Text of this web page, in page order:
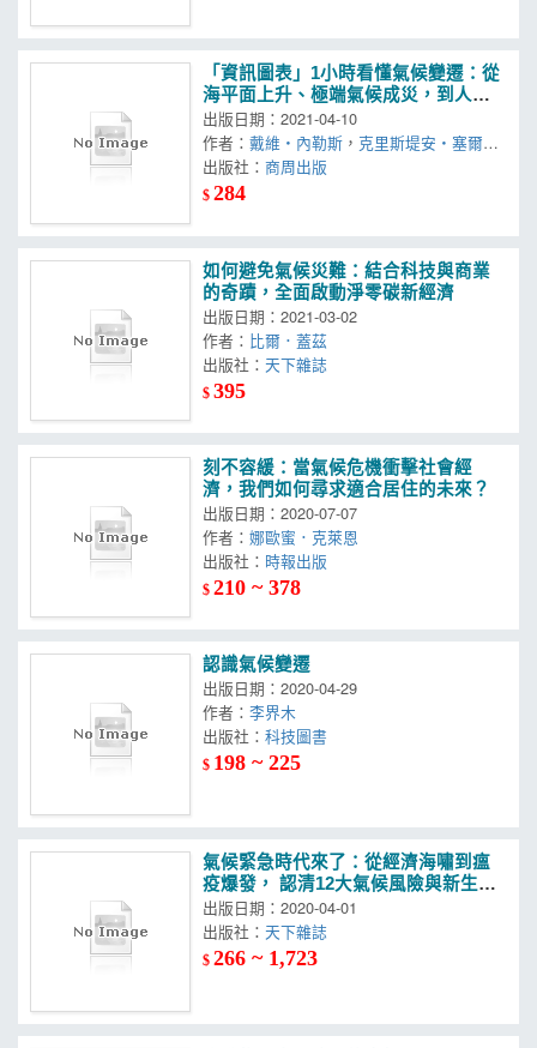
「資訊圖表」1小時看懂氣候變遷：從
海平面上升、極端氣候成災，到人類
的健康威脅
出版日期：2021-04-10
作者：戴維‧內勒斯 ， 克里斯堤安‧塞爾勒
出版社：
$284
如何避免氣候災難：結合科技與商業
的奇蹟，全面啟動淨零碳新經濟
出版日期：2021-03-02
作者： 比爾．蓋茲
出版社：
$395
刻不容緩：當氣候危機衝擊社會經
濟，我們如何尋求適合居住的未來？
出版日期：2020-07-07
作者：娜歐蜜．克萊恩
出版社：
$210 ~ 378
認識氣候變遷
出版日期：2020-04-29
作者：李界木
出版社：
$ 198 ~ 225
氣候緊急時代來了：從經濟海嘯到瘟
疫爆發， 認清12大氣候風險與新生存
模式
出版日期：2020-04-01
出版社：天下雜誌
$266 ~ 1,723